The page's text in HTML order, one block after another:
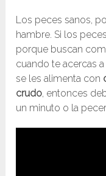
Los peces sanos,
hambre. Si los
porque buscan
cuando te acercas
se les alimenta con
crudo, entonces
un minuto o la